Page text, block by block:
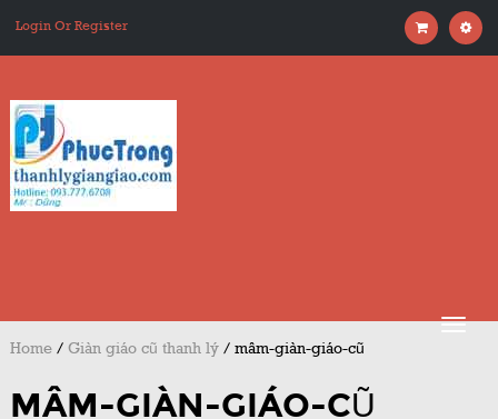
Login Or Register
Home / Giàn giáo cũ thanh lý / mâm-giàn-giáo-cũ
MÂM-GIÀN-GIÁO-CŨ